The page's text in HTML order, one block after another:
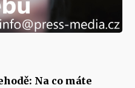
Na co máte